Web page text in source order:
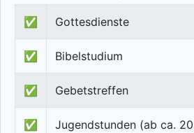
✅ Gottesdienste
✅ Bibelstudium
✅ Gebetstreffen
✅ Jugendstunden (ab ca.